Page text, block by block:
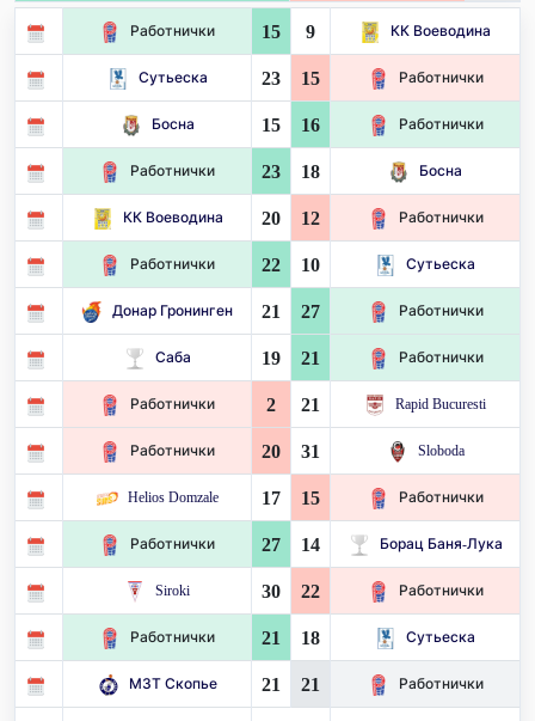
Работнички 15 9 КК Воеводина
Сутьеска 23 15 Работнички
Босна 15 16 Работнички
Работнички 23 18 Босна
КК Воеводина 20 12 Работнички
Работнички 22 10 Сутьеска
Донар Гронинген 21 27 Работнички
Саба 19 21 Работнички
Работнички 2 21 Rapid Bucuresti
Работнички 20 31 Sloboda
Helios Domzale 17 15 Работнички
Работнички 27 14 Борац Баня-Лука
Siroki 30 22 Работнички
Работнички 21 18 Сутьеска
МЗТ Скопье 21 21 Работнички